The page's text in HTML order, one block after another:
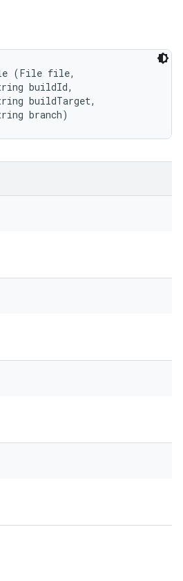
(File file,
buildId,
buildTarget,
branch)